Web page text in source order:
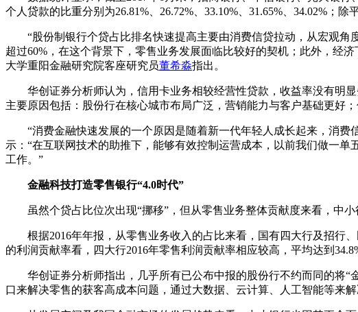
个人贷款的比重分别为26.81%、26.72%、33.10%、31.65%、34.02%；除
“股份制银行个贷占比排名快速提高主要由消费信贷拉动，从宏观角
超过60%，在这个背景下，零售业务发展面临比较好的契机；此外，经
大学重阳金融研究院客座研究员董希淼指出。
华创证券分析师认为，信用卡业务相较经营性贷款，收益率没有明显
主要原因包括：股份行在核心城市布局广泛，营销能力与客户基础更好
“消费金融快速发展的一个原因是随着新一代年轻人成长起来，消费
示：“在互联网技术的助推下，能够有效控制运营成本，以前我们做一
工作。”
金融科技打造零售银行“4.0时代”
虽然个贷占比位次出现“挪移”，但从零售业务整体贡献度来看，中小
根据2016年年报，从零售业务收入的占比来看，国有四大行及招行、
的利润贡献率看，四大行2016年零售利润贡献率相应较高，平均达到
华创证券分析师指出，几乎所有已公布中报的股份行不约而同的将“
口来解决零售的获客高成本问题，通过大数据、云计算、人工智能等来解